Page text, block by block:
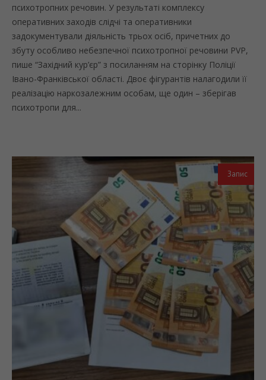
психотропних речовин. У результаті комплексу
оперативних заходів слідчі та оперативники
задокументували діяльність трьох осіб, причетних до
збуту особливо небезпечної психотропної речовини PVP,
пише “Західний кур’єр” з посиланням на сторінку Поліції
Івано-Франківської області. Двоє фігурантів налагодили її
реалізацію наркозалежним особам, ще один – зберігав
психотропи для...
Запис